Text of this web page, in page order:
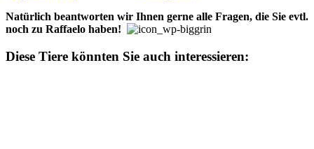
Natürlich be­­ant­­wor­­ten wir Ihn­en ger­ne alle Fra­­gen, die Sie evtl.
noch zu Raffaelo ha­­ben!
Diese Tiere könnten Sie auch interessieren: